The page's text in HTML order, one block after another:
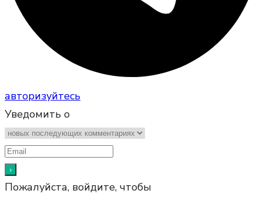
авторизуйтесь
Уведомить о
Пожалуйста, войдите, чтобы